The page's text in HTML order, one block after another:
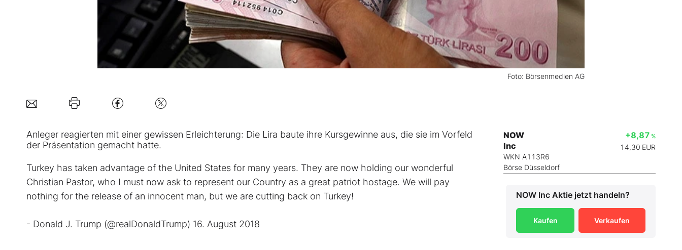
Foto: Börsenmedien AG
Anleger reagierten mit einer gewissen Erleichterung: Die Lira baute ihre Kursgewinne aus, die sie im Vorfeld
der Präsentation gemacht hatte.
Turkey has taken advantage of the United States for many years. They are now holding our wonderful
Christian Pastor, who I must now ask to represent our Country as a great patriot hostage. We will pay
nothing for the release of an innocent man, but we are cutting back on Turkey!
- Donald J. Trump (@realDonaldTrump) 16. August 2018
NOW
Inc
WKN A113R6
Börse Düsseldorf
+8,87 %
14,30 EUR
NOW Inc Aktie jetzt handeln?
Kaufen Verkaufen